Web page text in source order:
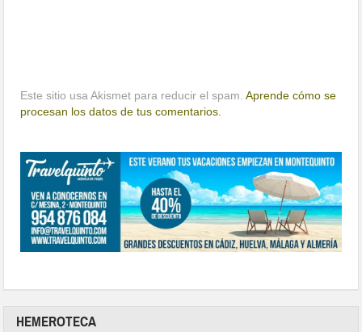
Este sitio usa Akismet para reducir el spam.Aprende cómo se
procesan los datos de tus comentarios.
HEMEROTECA